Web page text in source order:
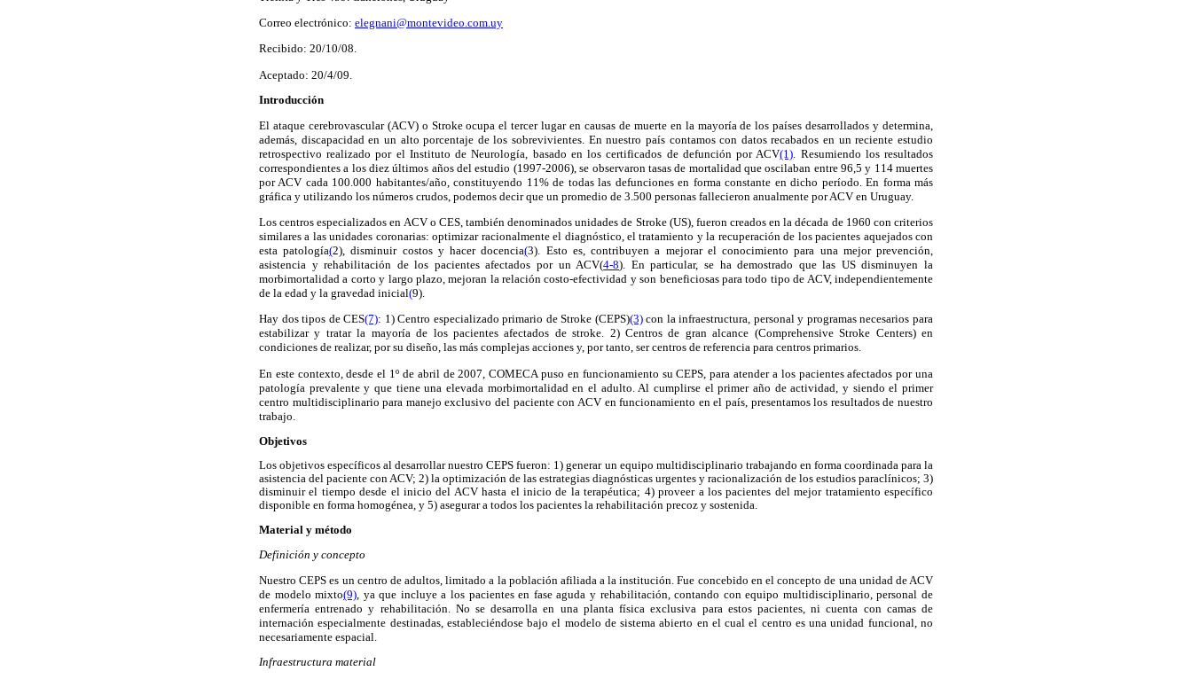
Correo electrónico: elegnani@montevideo.com.uy
Recibido: 20/10/08.
Aceptado: 20/4/09.
Introducción
El ataque cerebrovascular (ACV) o Stroke ocupa el tercer lugar en causas de muerte en la mayoría de los países desarrollados y determina,
además, discapacidad en un alto porcentaje de los sobrevivientes. En nuestro país contamos con datos recabados en un reciente estudio
retrospectivo realizado por el Instituto de Neurología, basado en los certificados de defunción por ACV(1) . Resumiendo los resultados
correspondientes a los diez últimos años del estudio (1997-2006), se observaron tasas de mortalidad que oscilaban entre 96,5 y 114 muertes
por ACV cada 100.000 habitantes/año, constituyendo 11% de todas las defunciones en forma constante en dicho período. En forma más
gráfica y utilizando los números crudos, podemos decir que un promedio de 3.500 personas fallecieron anualmente por ACV en Uruguay.
Los centros especializados en ACV o CES, también denominados unidades de Stroke (US), fueron creados en la década de 1960 con criterios
similares a las unidades coronarias: optimizar racionalmente el diagnóstico, el tratamiento y la recuperación de los pacientes aquejados con
esta patología(2), disminuir costos y hacer docencia(3). Esto es, contribuyen a mejorar el conocimiento para una mejor prevención,
asistencia y rehabilitación de los pacientes afectados por un ACV(4-8). En particular, se ha demostrado que las US disminuyen la
morbimortalidad a corto y largo plazo, mejoran la relación costo-efectividad y son beneficiosas para todo tipo de ACV, independientemente
de la edad y la gravedad inicial(9).
Hay dos tipos de CES(7): 1) Centro especializado primario de Stroke (CEPS)(3)con la infraestructura, personal y programas necesarios para
estabilizar y tratar la mayoría de los pacientes afectados de stroke. 2) Centros de gran alcance (Comprehensive Stroke Centers) en
condiciones de realizar, por su diseño, las más complejas acciones y, por tanto, ser centros de referencia para centros primarios.
En este contexto, desde el 1º de abril de 2007, COMECA puso en funcionamiento su CEPS, para atender a los pacientes afectados por una
patología prevalente y que tiene una elevada morbimortalidad en el adulto. Al cumplirse el primer año de actividad, y siendo el primer
centro multidisciplinario para manejo exclusivo del paciente con ACV en funcionamiento en el país, presentamos los resultados de nuestro
trabajo.
Objetivos
Los objetivos específicos al desarrollar nuestro CEPS fueron: 1) generar un equipo multidisciplinario trabajando en forma coordinada para la
asistencia del paciente con ACV; 2) la optimización de las estrategias diagnósticas urgentes y racionalización de los estudios paraclínicos; 3)
disminuir el tiempo desde el inicio del ACV hasta el inicio de la terapéutica; 4) proveer a los pacientes del mejor tratamiento específico
disponible en forma homogénea, y 5) asegurar a todos los pacientes la rehabilitación precoz y sostenida.
Material y método
Definición y concepto
Nuestro CEPS es un centro de adultos, limitado a la población afiliada a la institución. Fue concebido en el concepto de una unidad de ACV
de modelo mixto(9) , ya que incluye a los pacientes en fase aguda y rehabilitación, contando con equipo multidisciplinario, personal de
enfermería entrenado y rehabilitación. No se desarrolla en una planta física exclusiva para estos pacientes, ni cuenta con camas de
internación especialmente destinadas, estableciéndose bajo el modelo de sistema abierto en el cual el centro es una unidad funcional, no
necesariamente espacial.
Infraestructura material